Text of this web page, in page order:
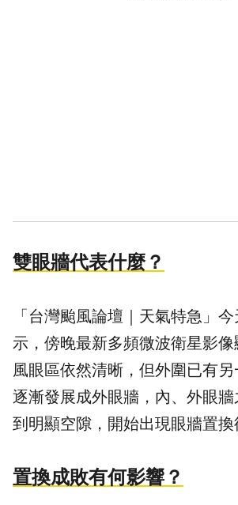
雙眼牆代表什麼？
「台灣颱風論壇｜天氣特急」
示，傍晚最新多頻微波衛星影像
風眼區依然清晰，但外圍已有
逐漸發展成外眼牆，內、外眼
到明顯空隙，開始出現眼牆置換
置換成敗有何影響？